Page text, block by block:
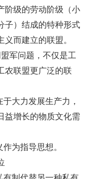
级的劳动阶级（小
子）结成的特种形式
而建立的联盟。
军问题，不仅是工
农联盟更广泛的联
大力发展生产力，
益增长的物质文化需
为指导思想。